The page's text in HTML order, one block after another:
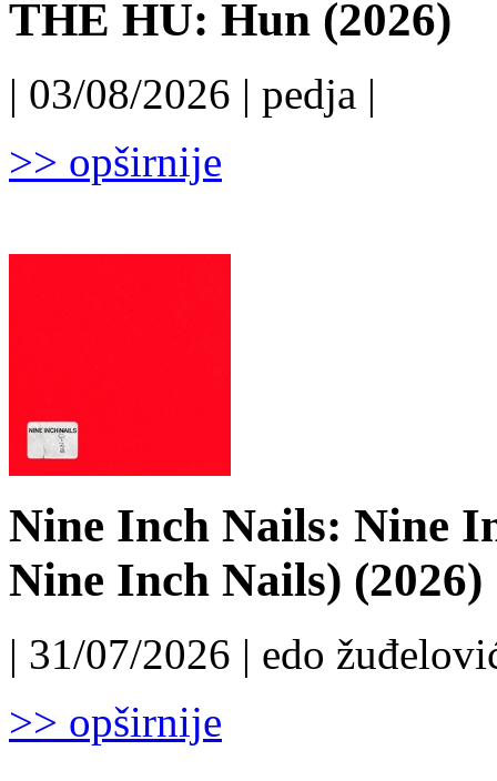
THE HU: Hun (2026)
| 03/08/2026 | pedja |
>> opširnije
Nine Inch Nails: Nine
Nine Inch Nails) (2026)
| 31/07/2026 | edo
>> opširnije